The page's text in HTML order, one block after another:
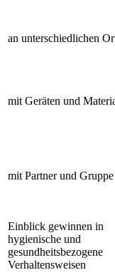
an unterschiedlichen
mit Geräten und
mit Partner und Gruppe
Einblick gewinnen in
hygienische und
gesundheitsbezogene
Verhaltensweisen